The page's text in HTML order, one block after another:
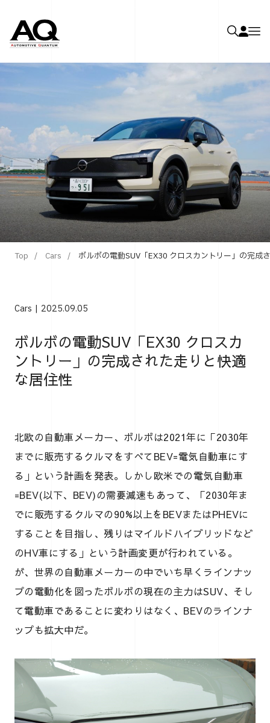
Top Cars ボルボの電動SUV「EX30 クロスカントリー」の完成
Cars 2025.09.05
ボルボの電動SUV「EX30 クロスカ
ントリー」の完成された走りと快適
な居住性
北欧の自動車メーカー、ボルボは2021年に「2030年
までに販売するクルマをすべてBEV=電気自動車にす
る」という計画を発表。しかし欧米での電気自動車
=BEV(以下、BEV)の需要減速もあって、「2030年ま
でに販売するクルマの90%以上をBEVまたはPHEVに
することを目指し、残りはマイルドハイブリッドなど
のHV車にする」という計画変更が行われている。
が、世界の自動車メーカーの中でいち早くラインナッ
プの電動化を図ったボルボの現在の主力はSUV、そし
て電動車であることに変わりはなく、BEVのラインナ
ップも拡大中だ。